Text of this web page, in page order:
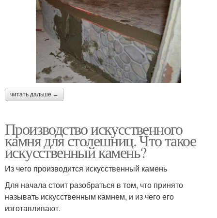
читать дальше →
Производство искусственного
камня для столешниц. Что такое
искусственный камень?
Из чего производится искусственный камень
Для начала стоит разобраться в том, что принято
называть искусственным камнем, и из чего его
изготавливают.